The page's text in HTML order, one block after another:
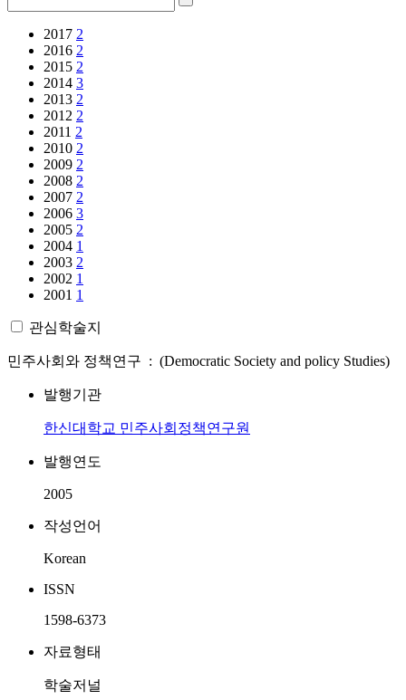
2017 2
2016 2
2015 2
2014 3
2013 2
2012 2
2011 2
2010 2
2009 2
2008 2
2007 2
2006 3
2005 2
2004 1
2003 2
2002 1
2001 1
관심학술지
민주사회와 정책연구 : (Democratic Society and policy Studies)
발행기관
한신대학교 민주사회정책연구원
발행연도
2005
작성언어
Korean
ISSN
1598-6373
자료형태
학술저널